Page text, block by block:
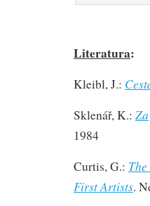
Literatura:
Kleibl, J.:
Sklenář, K.:
1984
Curtis, G.:
First Artists.